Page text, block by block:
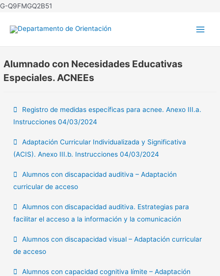
Ir
contenido
G-Q9FMGQ2B51
Alumnado con Necesidades Educativas
Especiales. ACNEEs
Registro de medidas específicas para acnee. Anexo III.a.
Instrucciones 04/03/2024
Adaptación Curricular Individualizada y Significativa
(ACIS). Anexo III.b. Instrucciones 04/03/2024
Alumnos con discapacidad auditiva – Adaptación
curricular de acceso
Alumnos con discapacidad auditiva. Estrategias para
facilitar el acceso a la información y la comunicación
Alumnos con discapacidad visual – Adaptación curricular
de acceso
Alumnos con capacidad cognitiva límite – Adaptación